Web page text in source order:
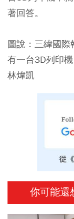
著回答。
圖說：三緯國
有一台3D列印
林煒凱
你可能還